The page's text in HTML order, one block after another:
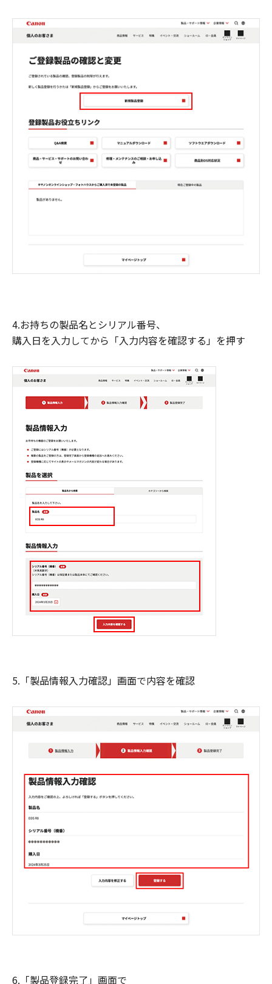
4.お持ちの製品名とシリアル番号、
購入日を入力してから「入力内容を確認する」を押す
5.「製品情報入力確認」画面で内容を確認
6.「製品登録完了」画面で